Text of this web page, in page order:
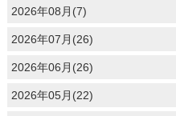
2026年08月(7)
2026年07月(26)
2026年06月(26)
2026年05月(22)